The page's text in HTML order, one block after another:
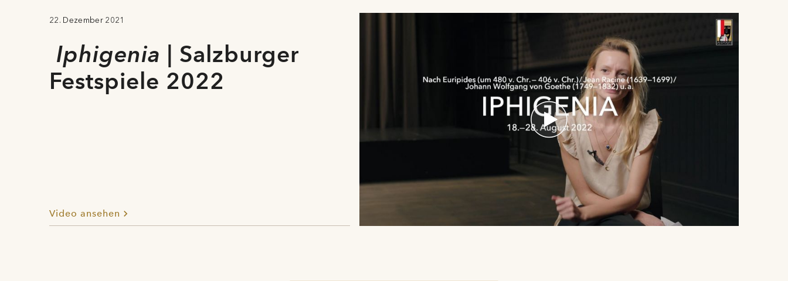
22. Dezember 2021
Iphigenia | Salzburger
Festspiele 2022
Video ansehen